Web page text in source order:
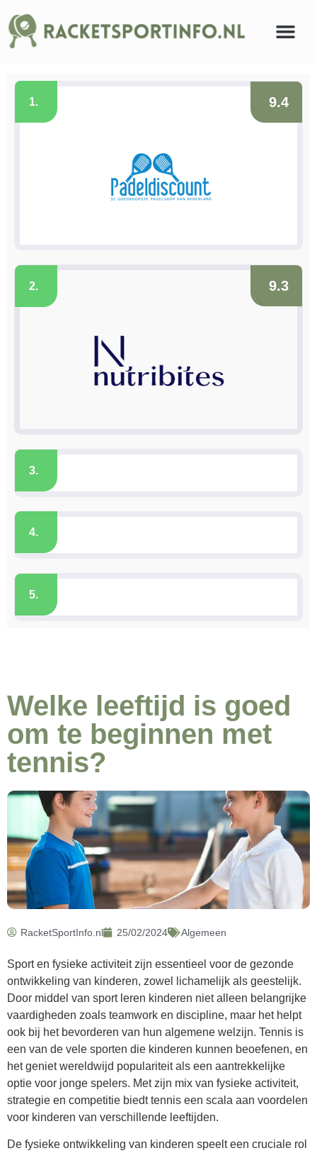
1. 9.4
2. 9.3
3.
4.
5.
Welke leeftijd is goed
om te beginnen met
tennis?
RacketSportInfo.nl 25/02/2024 Algemeen
Sport en fysieke activiteit zijn essentieel voor de gezonde
ontwikkeling van kinderen, zowel lichamelijk als geestelijk.
Door middel van sport leren kinderen niet alleen belangrijke
vaardigheden zoals teamwork en discipline, maar het helpt
ook bij het bevorderen van hun algemene welzijn. Tennis is
een van de vele sporten die kinderen kunnen beoefenen, en
het geniet wereldwijd populariteit als een aantrekkelijke
optie voor jonge spelers. Met zijn mix van fysieke activiteit,
strategie en competitie biedt tennis een scala aan voordelen
voor kinderen van verschillende leeftijden.
De fysieke ontwikkeling van kinderen speelt een cruciale rol